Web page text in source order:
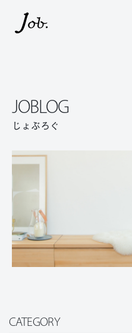
JOBLOG
じょぶろぐ
CATEGORY